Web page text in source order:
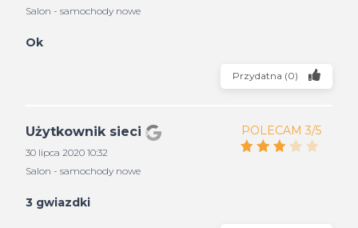
Salon - samochody nowe
Ok
Przydatna (0)
Użytkownik sieci
30 lipca 2020 10:32
Salon - samochody nowe
POLECAM 3/5
3 gwiazdki